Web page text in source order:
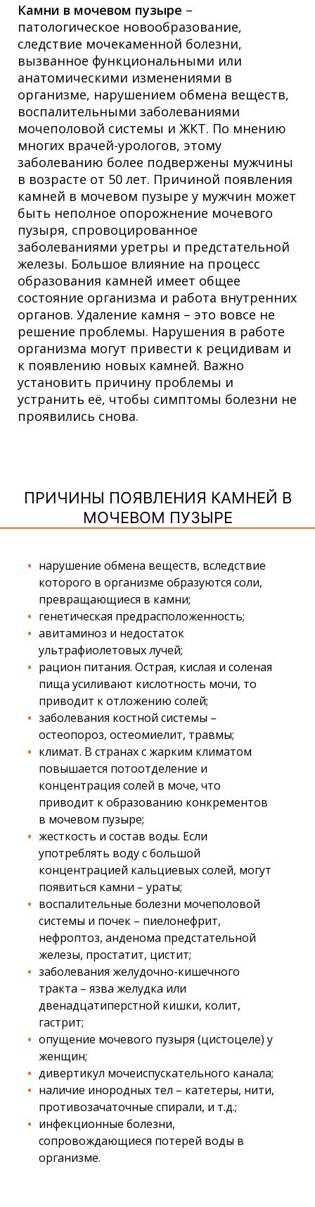
Камни в мочевом пузыре –
патологическое новообразование,
следствие мочекаменной болезни,
вызванное функциональными или
анатомическими изменениями в
организме, нарушением обмена веществ,
воспалительными заболеваниями
мочеполовой системы и ЖКТ. По мнению
многих врачей-урологов, этому
заболеванию более подвержены мужчины
в возрасте от 50 лет. Причиной появления
камней в мочевом пузыре у мужчин может
быть неполное опорожнение мочевого
пузыря, спровоцированное
заболеваниями уретры и предстательной
железы. Большое влияние на процесс
образования камней имеет общее
состояние организма и работа внутренних
органов. Удаление камня – это вовсе не
решение проблемы. Нарушения в работе
организма могут привести к рецидивам и
к появлению новых камней. Важно
установить причину проблемы и
устранить её, чтобы симптомы болезни не
проявились снова.
ПРИЧИНЫ ПОЯВЛЕНИЯ КАМНЕЙ В
МОЧЕВОМ ПУЗЫРЕ
нарушение обмена веществ, вследствие
которого в организме образуются соли,
превращающиеся в камни;
генетическая предрасположенность;
авитаминоз и недостаток
ультрафиолетовых лучей;
рацион питания. Острая, кислая и соленая
пища усиливают кислотность мочи, то
приводит к отложению солей;
заболевания костной системы –
остеопороз, остеомиелит, травмы;
климат. В странах с жарким климатом
повышается потоотделение и
концентрация солей в моче, что
приводит к образованию конкрементов
в мочевом пузыре;
жесткость и состав воды. Если
употреблять воду с большой
концентрацией кальциевых солей, могут
появиться камни – ураты;
воспалительные болезни мочеполовой
системы и почек – пиелонефрит,
нефроптоз, анденома предстательной
железы, простатит, цистит;
заболевания желудочно-кишечного
тракта – язва желудка или
двенадцатиперстной кишки, колит,
гастрит;
опущение мочевого пузыря (цистоцеле) у
женщин;
дивертикул мочеиспускательного канала;
наличие инородных тел – катетеры, нити,
противозачаточные спирали, и т.д.;
инфекционные болезни,
сопровождающиеся потерей воды в
организме.